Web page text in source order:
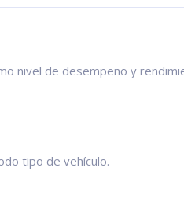
nivel de desempeño y
tipo de vehículo.